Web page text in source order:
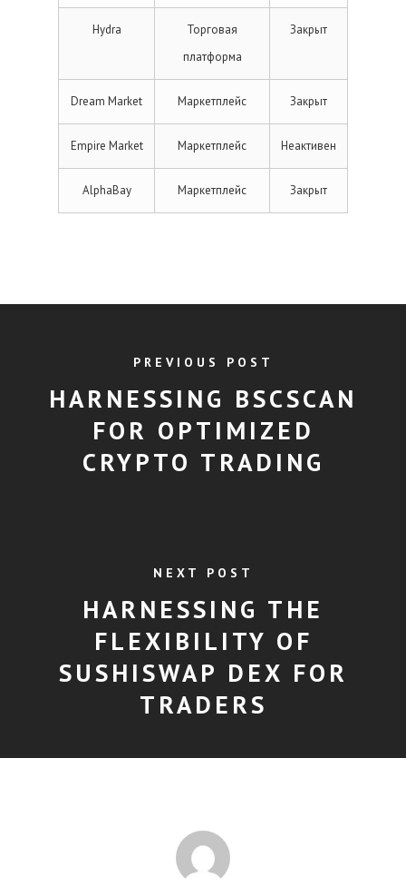
Hydra
Торговая
платформа
Закрыт
Dream Market Маркетплейс Закрыт
Empire Market Маркетплейс Неактивен
AlphaBay Маркетплейс Закрыт
PREVIOUS POST
HARNESSING BSCSCAN
FOR OPTIMIZED
CRYPTO TRADING
NEXT POST
HARNESSING THE
FLEXIBILITY OF
SUSHISWAP DEX FOR
TRADERS